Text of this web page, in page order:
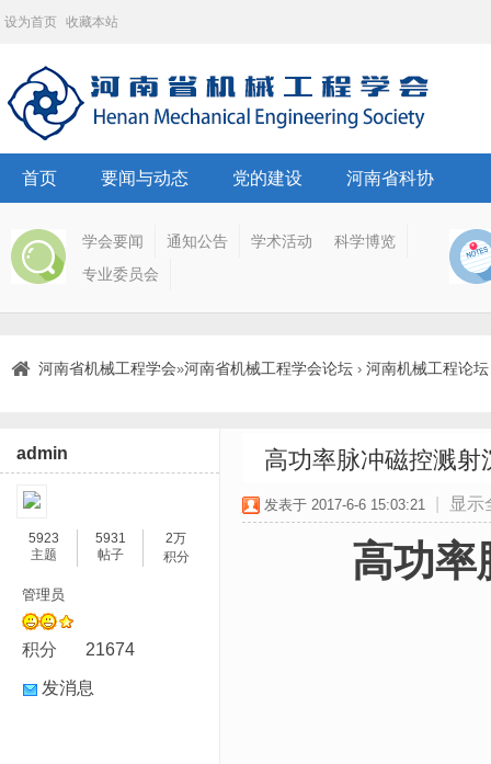
设为首页 收藏本站
首页 要闻与动态 党的建设 河南省科协
学会要闻 通知公告 学术活动
科学博览
专业委员会
河南省机械工程学会»河南省机械工程学会论坛 › 河南机械工程论坛
admin
5923
主题
5931
帖子
2万
积分
管理员
积分 21674
发消息
高功率脉冲磁控溅
发表于 2017-6-6 15:03:21 显示
高功率